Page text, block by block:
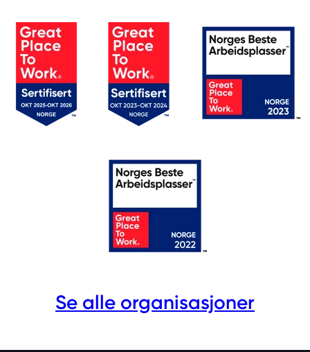
Se alle organisasjoner